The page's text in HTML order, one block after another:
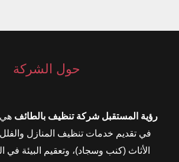
حول الشركة
رؤية المستقبل شركة تنظيف بالطائف
في تقديم خدمات تنظيف المنازل
الأثاث (كنب وسجاد)، وتعقيم البيئة في